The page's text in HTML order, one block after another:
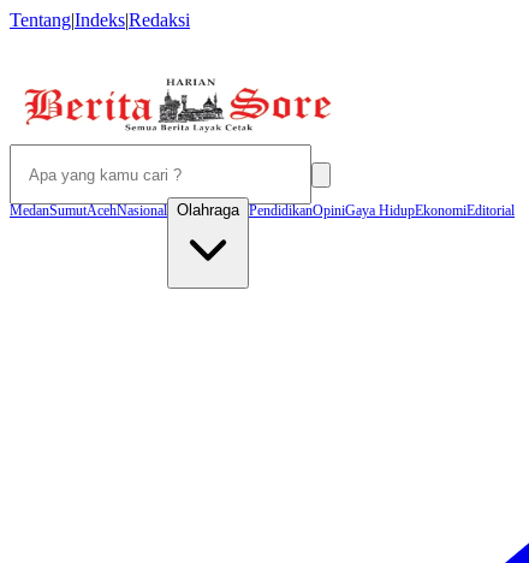
Tentang|Indeks|Redaksi
MedanSumutAcehNasional Olahraga PendidikanOpiniGaya HidupEkonomiEditorial